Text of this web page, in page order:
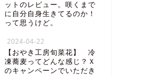
ットのレビュー。咲くまで
に自分自身生きてるのか！
って思うけど。
2024-04-22
【おやき工房旬菜花】 冷
凍蕎麦ってどんな感じ？Ｘ
のキャンペーンでいただき